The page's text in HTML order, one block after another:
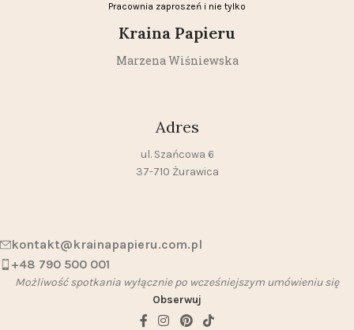
Pracownia zaproszeń i nie tylko
Kraina Papieru
Marzena Wiśniewska
Adres
ul. Szańcowa 6
37-710 Żurawica
kontakt@krainapapieru.com.pl
+48 790 500 001
Możliwość spotkania wyłącznie po wcześniejszym umówieniu się
Obserwuj